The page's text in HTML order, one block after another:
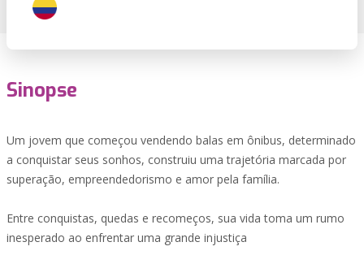
Sinopse
Um jovem que começou vendendo balas em ônibus, determinado
a conquistar seus sonhos, construiu uma trajetória marcada por
superação, empreendedorismo e amor pela família.
Entre conquistas, quedas e recomeços, sua vida toma um rumo
inesperado ao enfrentar uma grande injustiça